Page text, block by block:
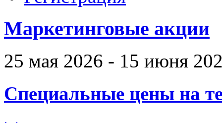
Маркетинговые акции
25 мая 2026 - 15 июня
Специальные цены на